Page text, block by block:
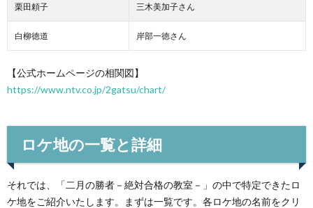
栗田頼子 三木美加子さん
白柳徳道 岸部一徳さん
【公式ホームページの相関図】
https://www.ntv.co.jp/2gatsu/chart/
ロケ地の一覧と詳細
それでは、「二月の勝者－絶対合格の教室－」の中で特定できたロ
ケ地をご紹介いたします。まずは一覧です。各ロケ地の名前をクリ